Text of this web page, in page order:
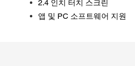
2.4 인치 터치 스크린
앱 및 PC 소프트웨어 지원